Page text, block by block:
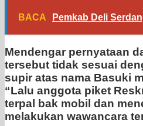
BACA Pemkab Deli
Mendengar pernyataan
tersebut tidak sesuai
supir atas nama Basuki
“Lalu anggota piket
terpal bak mobil dan
melakukan wawancara